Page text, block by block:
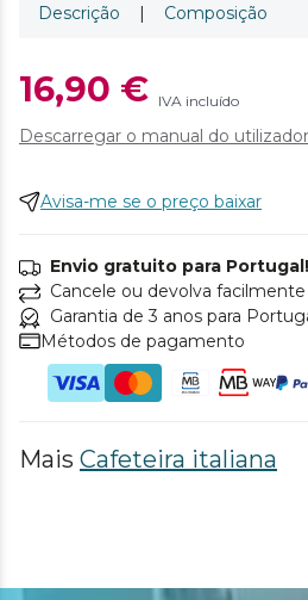
Descrição | Composição
16,90 € IVA incluído
Descarregar o manual do utilizador
Avisa-me se o preço baixar
Envio gratuito para Portugal!
Cancele ou devolva
Garantia de 3 anos para
Métodos de pagamento
Mais Cafeteira italiana